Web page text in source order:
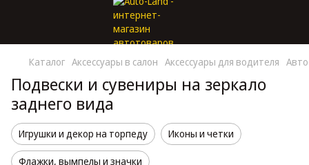
Каталог Аксессуары в салон Аксессуары для водителя
Подвески и сувениры на зеркало
заднего вида
Игрушки и декор на торпеду Иконы и четки
Флажки, вымпелы и значки